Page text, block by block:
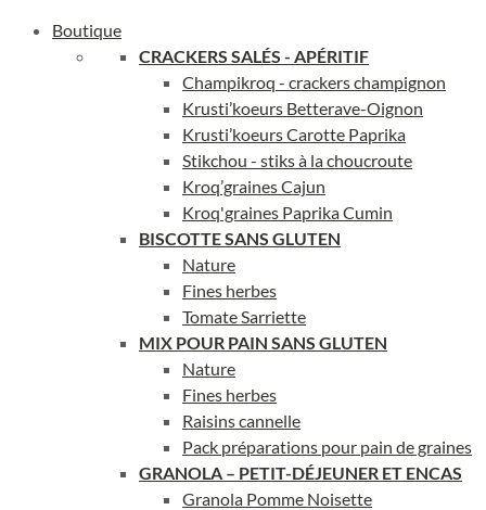
Boutique
CRACKERS SALÉS - APÉRITIF
Champikroq - crackers champignon
Krusti’koeurs Betterave-Oignon
Krusti’koeurs Carotte Paprika
Stikchou - stiks à la choucroute
Kroq’graines Cajun
Kroq'graines Paprika Cumin
BISCOTTE SANS GLUTEN
Nature
Fines herbes
Tomate Sarriette
MIX POUR PAIN SANS GLUTEN
Nature
Fines herbes
Raisins cannelle
Pack préparations pour pain de graines
GRANOLA – PETIT-DÉJEUNER ET ENCAS
Granola Pomme Noisette